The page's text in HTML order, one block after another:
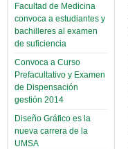
Facultad de Medicina
convoca a estudiantes y
bachilleres al examen
de suficiencia
Convoca a Curso
Prefacultativo y Examen
de Dispensación
gestión 2014
Diseño Gráfico es la
nueva carrera de la
UMSA